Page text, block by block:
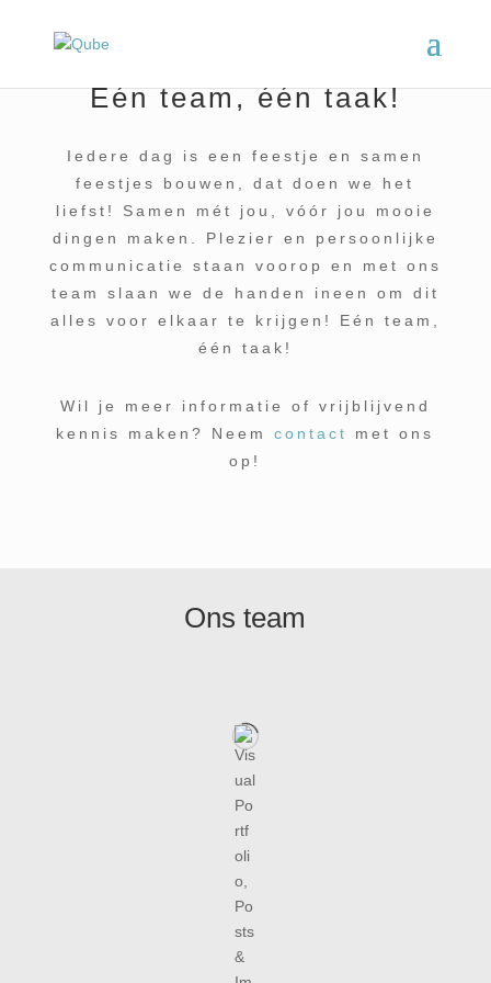
Één team, één taak!
Iedere dag is een feestje en samen
feestjes bouwen, dat doen we het
liefst! Samen mét jou, vóór jou mooie
dingen maken. Plezier en persoonlijke
communicatie staan voorop en met ons
team slaan we de handen ineen om dit
alles voor elkaar te krijgen! Eén team,
één taak!
Wil je meer informatie of vrijblijvend
kennis maken? Neemcontact
met ons
op!
Ons team